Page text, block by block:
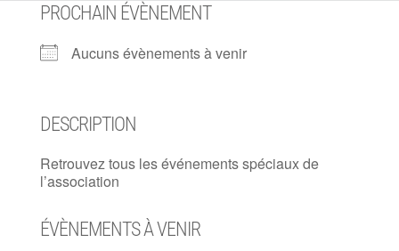
PROCHAIN ÉVÈNEMENT
Aucuns évènements à venir
DESCRIPTION
Retrouvez tous les événements spéciaux de
l’association
ÉVÈNEMENTS À VENIR